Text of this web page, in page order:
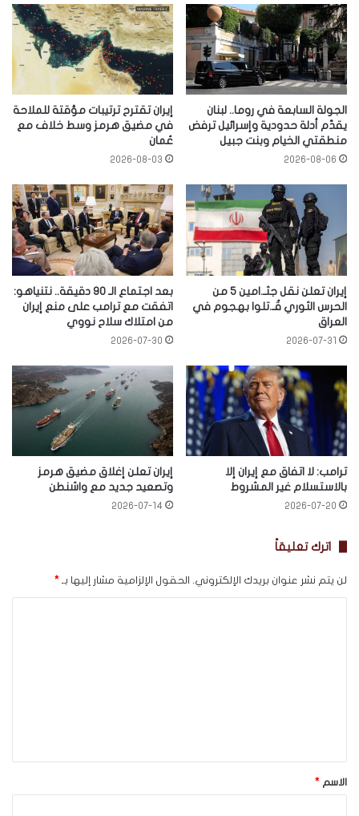
الجولة السابعة في روما.. لبنان
يقدّم أدلة حدودية وإسرائيل ترفض
منطقتي الخيام وبنت جبيل
2026-08-06
إيران تقترح ترتيبات مؤقتة للملاحة
في مضيق هرمز وسط خلاف مع
عُمان
2026-08-03
إيران تعلن نقل جثـ.امين 5 من
الحرس الثوري قُـ.تلوا بهجوم في
العراق
2026-07-31
بعد اجتماع الـ 90 دقيقة.. نتنياهو:
اتفقت مع ترامب على منع إيران
من امتلاك سلاح نووي
2026-07-30
ترامب: لا اتفاق مع إيران إلا
بالاستسلام غير المشروط
2026-07-20
إيران تعلن إغلاق مضيق هرمز
وتصعيد جديد مع واشنطن
2026-07-14
اترك تعليقاً
لن يتم نشر عنوان بريدك الإلكتروني. الحقول الإلزامية مشار إليها بـ *
*الاسم *